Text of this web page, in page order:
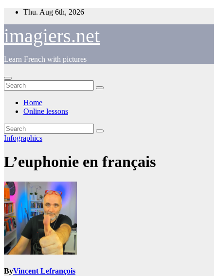
Skip
content
Thu. Aug 6th, 2026
imagiers.net
Learn French with pictures
Home
Online lessons
Infographics
L’euphonie en français
ByVincent Lefrançois